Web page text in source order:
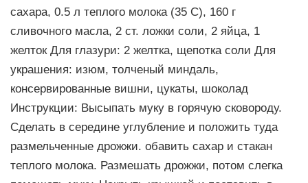
сахара, 0.5 л теплого молока (35 С), 160 г
сливочного масла, 2 ст. ложки соли, 2 яйца, 1
желток Для глазури: 2 желтка, щепотка соли Для
украшения: изюм, толченый миндаль,
консервированные вишни, цукаты, шоколад
Инструкции: Высыпать муку в горячую сковороду.
Сделать в середине углубление и положить туда
размельченные дрожжи. обавить сахар и стакан
теплого молока. Размешать дрожжи, потом слегка